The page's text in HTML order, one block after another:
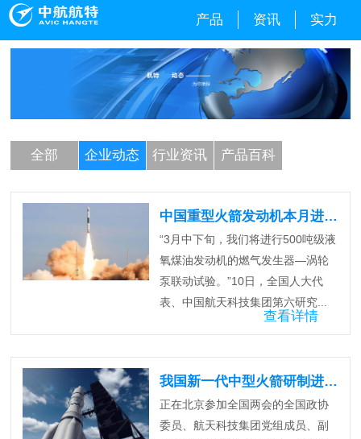
产品 资讯 实力
全部 企业动态 行业资讯 产品百科
中国重型火箭发动机本月进行涡轮泵联试
“3月中下旬，我们将进行500吨级液
氧煤油发动机的燃气发生器—涡轮
泵联动试验。”10日，全国人大代
表、中国航天科技集团第六研究...
查看详情
我国新一代中型火箭研制进展顺利！
正在北京参加全国两会的全国政协
委员、航天科技集团党组成员、副